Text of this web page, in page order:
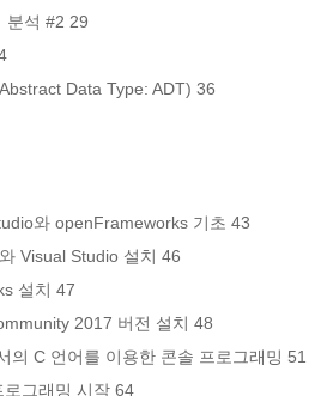
분석 #2 29
Data Type: ADT) 36
와 openFrameworks 기초 43
Visual Studio 설치 46
설치 47
2017 버전 설치 48
의 C 언어를 이용한 콘솔 프로그래밍 51
그래밍 시작 64